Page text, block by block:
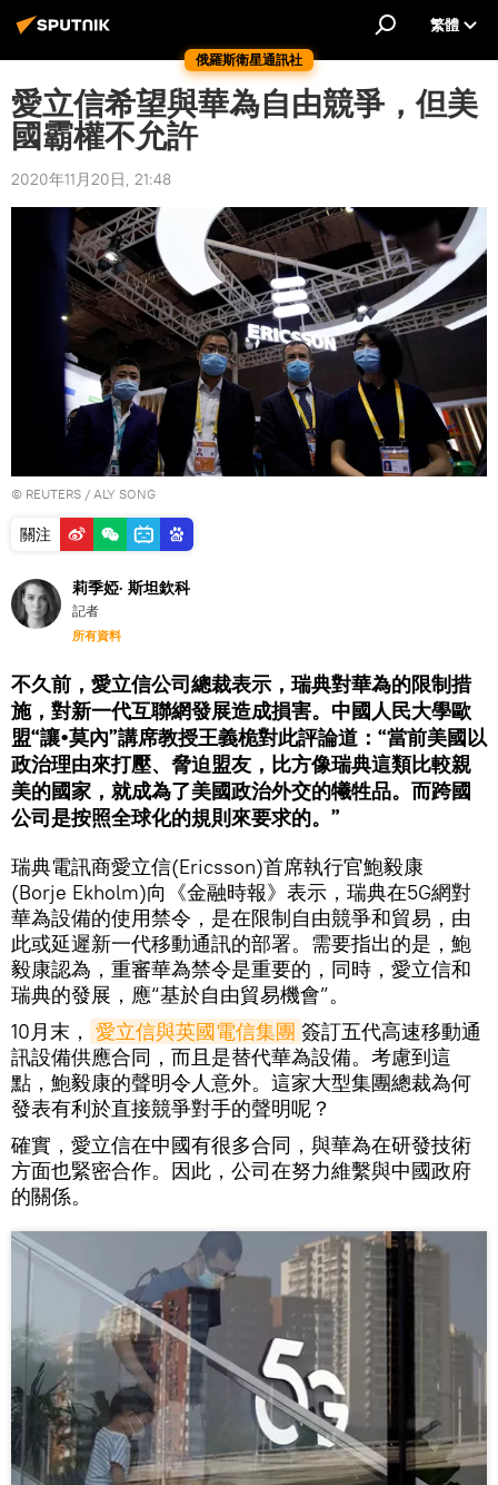
俄羅斯衛星通訊社
繁體
愛立信希望與華為自由競爭，但美
國霸權不允許
2020年11月20日, 21:48
© REUTERS / ALY SONG
關注
莉季婭· 斯坦欽科
記者
所有資料
不久前，愛立信公司總裁表示，瑞典對華為的限制措
施，對新一代互聯網發展造成損害。中國人民大學歐
盟“讓•莫內”講席教授王義桅對此評論道：“當前美國以
政治理由來打壓、脅迫盟友，比方像瑞典這類比較親
美的國家，就成為了美國政治外交的犧牲品。而跨國
公司是按照全球化的規則來要求的。”
瑞典電訊商愛立信(Ericsson)首席執行官鮑毅康
(Borje Ekholm)向《金融時報》表示，瑞典在5G網對
華為設備的使用禁令，是在限制自由競爭和貿易，由
此或延遲新一代移動通訊的部署。需要指出的是，鮑
毅康認為，重審華為禁令是重要的，同時，愛立信和
瑞典的發展，應“基於自由貿易機會”。
10月末， 愛立信與英國電信集團 簽訂五代高速移動通
訊設備供應合同，而且是替代華為設備。考慮到這
點，鮑毅康的聲明令人意外。這家大型集團總裁為何
發表有利於直接競爭對手的聲明呢？
確實，愛立信在中國有很多合同，與華為在研發技術
方面也緊密合作。因此，公司在努力維繫與中國政府
的關係。